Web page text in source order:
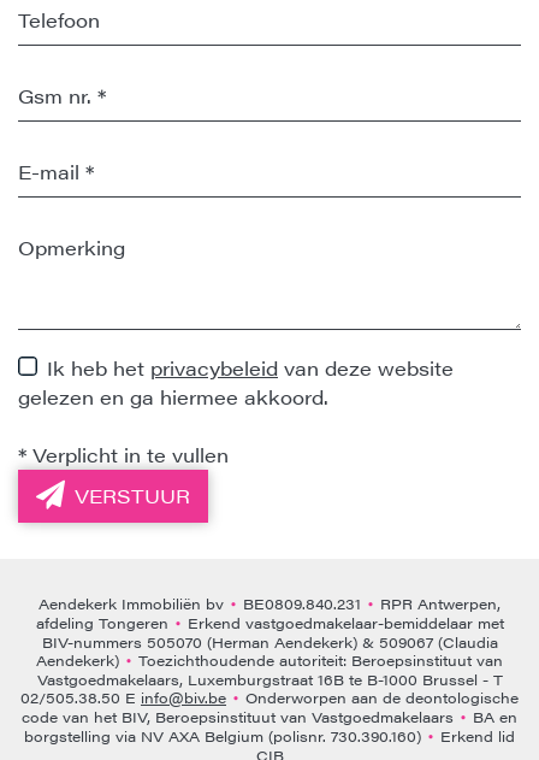
Ik heb het privacybeleid van deze website
gelezen en ga hiermee akkoord.
* Verplicht in te vullen
VERSTUUR
Aendekerk Immobiliën bv • BE0809.840.231 • RPR Antwerpen,
afdeling Tongeren • Erkend vastgoedmakelaar-bemiddelaar met
BIV-nummers 505070 (Herman Aendekerk) & 509067 (Claudia
Aendekerk) • Toezichthoudende autoriteit: Beroepsinstituut van
Vastgoedmakelaars, Luxemburgstraat 16B te B-1000 Brussel - T
02/505.38.50 E info@biv.be • Onderworpen aan de deontologische
code van het BIV, Beroepsinstituut van Vastgoedmakelaars • BA en
borgstelling via NV AXA Belgium (polisnr. 730.390.160) • Erkend lid
CIB